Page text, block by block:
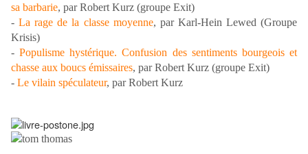
sa barbarie, par Robert Kurz (groupe Exit)
-La rage de la classe moyenne, par Karl-Hein Lewed (Groupe
Krisis)
-Populisme hystérique. Confusion des sentiments bourgeois et
chasse aux boucs émissaires, par Robert Kurz (groupe Exit)
- Le vilain spéculateur, par Robert Kurz